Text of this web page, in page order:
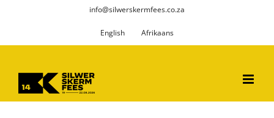
info@silwerskermfees.co.za
English Afrikaans